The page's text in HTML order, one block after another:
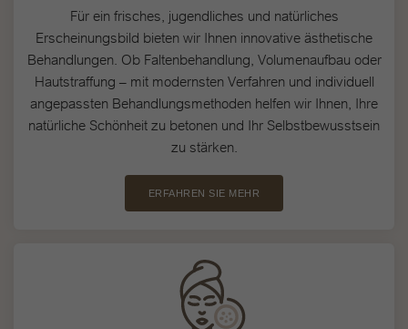
Für ein frisches, jugendliches und natürliches
Erscheinungsbild bieten wir Ihnen innovative ästhetische
Behandlungen. Ob Faltenbehandlung, Volumenaufbau oder
Hautstraffung – mit modernsten Verfahren und individuell
angepassten Behandlungsmethoden helfen wir Ihnen, Ihre
natürliche Schönheit zu betonen und Ihr Selbstbewusstsein
zu stärken.
ERFAHREN SIE MEHR
helfen uns zu verstehen, wie unsere Besucher unsere Website nutzen.
Cookie-Informationen anzeigen
Externe Medien (2)
Inhalte von Videoplattformen und Social-Media-Plattformen werden
standardmäßig blockiert. Wenn Cookies von externen Medien akzeptiert